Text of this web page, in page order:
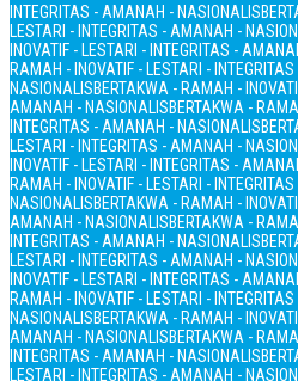
INTEGRITAS - AMANAH - NASIONALIS
LESTARI - INTEGRITAS - AMANAH -
INOVATIF - LESTARI - INTEGRITAS -
RAMAH - INOVATIF - LESTARI -
NASIONALISBERTAKWA - RAMAH -
AMANAH - NASIONALISBERTAKWA -
INTEGRITAS - AMANAH - NASIONALIS
LESTARI - INTEGRITAS - AMANAH -
INOVATIF - LESTARI - INTEGRITAS -
RAMAH - INOVATIF - LESTARI -
NASIONALISBERTAKWA - RAMAH -
AMANAH - NASIONALISBERTAKWA -
INTEGRITAS - AMANAH - NASIONALIS
LESTARI - INTEGRITAS - AMANAH -
INOVATIF - LESTARI - INTEGRITAS -
RAMAH - INOVATIF - LESTARI -
NASIONALISBERTAKWA - RAMAH -
AMANAH - NASIONALISBERTAKWA -
INTEGRITAS - AMANAH - NASIONALIS
LESTARI - INTEGRITAS - AMANAH -